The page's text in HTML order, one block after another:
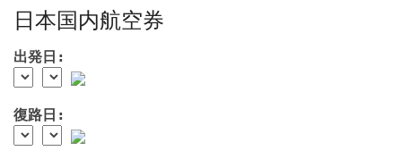
日本国内航空券
出発日:
復路日: